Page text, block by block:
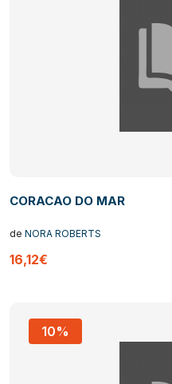
CORACAO DO MAR
de NORA ROBERTS
16,12€
10%